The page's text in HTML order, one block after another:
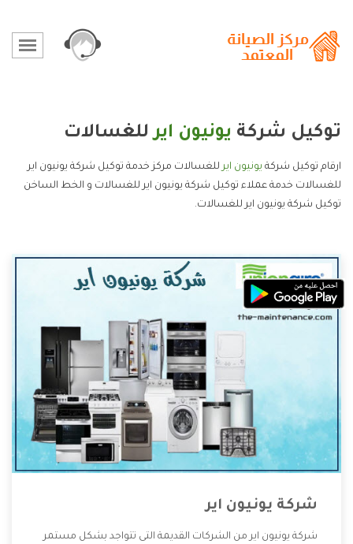
توكيل شركة يونيون ايرللغسالات
ارقام توكيل شركة يونيون ايرللغسالات مركز خدمة توكيل شركة يونيون اير
للغسالات خدمة عملاء توكيل شركة يونيون اير للغسالات و الخط الساخن
توكيل شركة يونيون اير للغسالات.
شركة يونيون اير
شركة يونيون اير من الشركات القديمة التى تتواجد بشكل مستمر